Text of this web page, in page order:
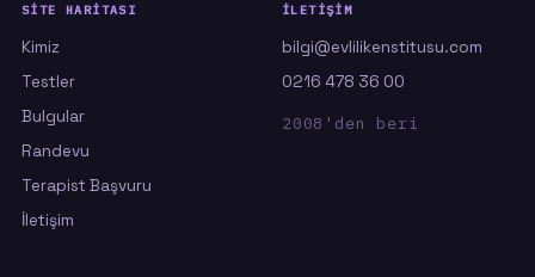
SITE HARITASI
Kimiz
Testler
Bulgular
Randevu
Terapist Başvuru
İletişim
İLETIŞIM
bilgi@evlilikenstitusu.com
0216 478 36 00
2008'den beri